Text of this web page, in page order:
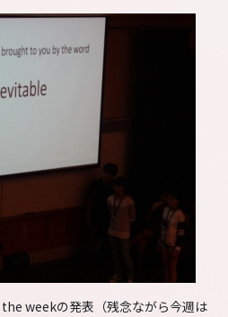
weekの発表（残念ながら今週は